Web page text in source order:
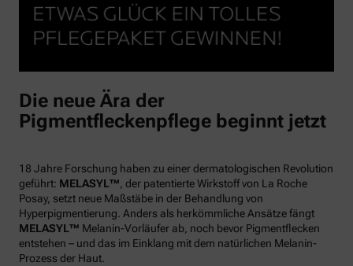
Die neue Ära der
Pigmentfleckenpflege beginnt jetzt
18 Jahre Forschung haben zu einer dermatologischen Revolution
geführt: MELASYL™ , der patentierte Wirkstoff von La Roche
Posay, setzt neue Maßstäbe in der Behandlung von
Hyperpigmentierung. Anders als herkömmliche Ansätze fängt
MELASYL™ Melanin-Vorläufer ab, noch bevor Pigmentflecken
entstehen – und das im Einklang mit dem natürlichen Melanin-
Prozess der Haut.